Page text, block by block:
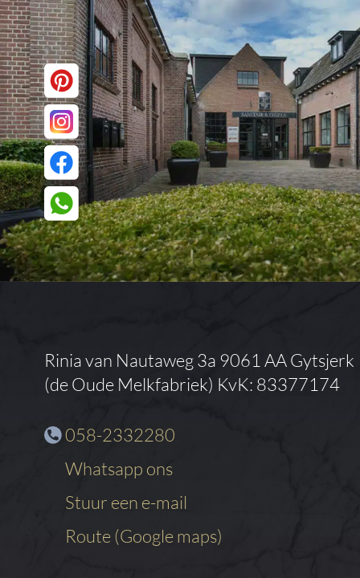
Rinia van Nautaweg 3a 9061 AA Gytsjerk
(de Oude Melkfabriek) KvK: 83377174
058-2332280
Whatsapp ons
Stuur een e-mail
Route (Google maps)